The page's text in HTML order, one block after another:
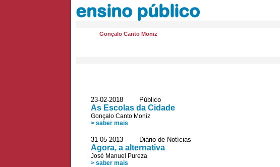
ensino público
Gonçalo Canto Moniz
23-02-2018 Público
As Escolas da Cidade
Gonçalo Canto Moniz
> saber mais
31-05-2013 Diário de Notícias
Agora, a alternativa
José Manuel Pureza
> saber mais